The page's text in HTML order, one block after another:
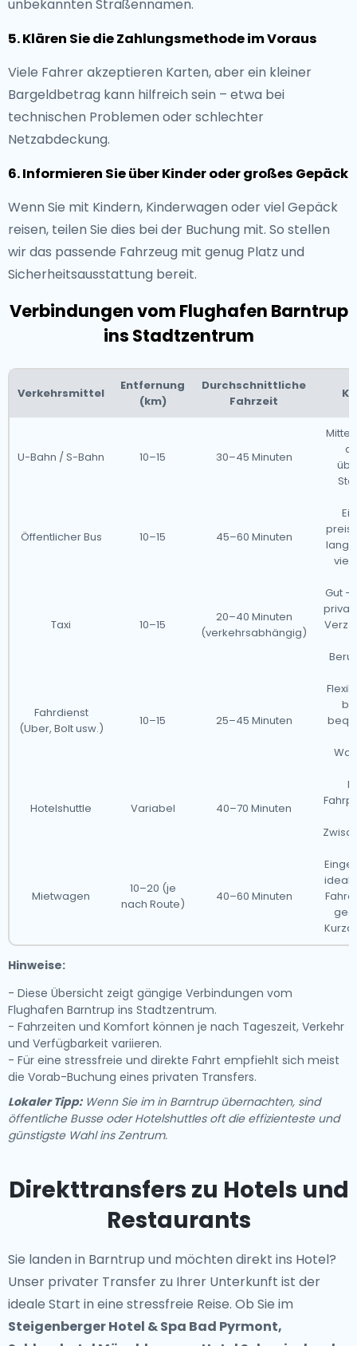
unbekannten Straßennamen.
5. Klären Sie die Zahlungsmethode im Voraus
Viele Fahrer akzeptieren Karten, aber ein kleiner
Bargeldbetrag kann hilfreich sein – etwa bei
technischen Problemen oder schlechter
Netzabdeckung.
6. Informieren Sie über Kinder oder großes Gepäck
Wenn Sie mit Kindern, Kinderwagen oder viel Gepäck
reisen, teilen Sie dies bei der Buchung mit. So stellen
wir das passende Fahrzeug mit genug Platz und
Sicherheitsausstattung bereit.
Verbindungen vom Flughafen Barntrup
ins Stadtzentrum
Verkehrsmittel
Entfernung
(km)
Durchschnittliche
Fahrzeit
U-Bahn / S-Bahn 10–15 30–45 Minuten
Mittel
Öffentlicher Bus 10–15 45–60 Minuten
Taxi 10–15
20–40 Minuten
(verkehrsabhängig)
Gut –
Fahrdienst
(Uber, Bolt usw.)
10–15 25–45 Minuten
Hotelshuttle Variabel 40–70 Minuten
Mietwagen
10–20 (je
nach Route)
40–60 Minuten
ideal
Hinweise:
- Diese Übersicht zeigt gängige Verbindungen vom
Flughafen Barntrup ins Stadtzentrum.
- Fahrzeiten und Komfort können je nach Tageszeit, Verkehr
und Verfügbarkeit variieren.
- Für eine stressfreie und direkte Fahrt empfiehlt sich meist
die Vorab-Buchung eines privaten Transfers.
Lokaler Tipp:Wenn Sie im in Barntrup übernachten, sind
öffentliche Busse oder Hotelshuttles oft die effizienteste und
günstigste Wahl ins Zentrum.
Direkttransfers zu Hotels und
Restaurants
Sie landen in Barntrup und möchten direkt ins Hotel?
Unser privater Transfer zu Ihrer Unterkunft ist der
ideale Start in eine stressfreie Reise. Ob Sie im
Steigenberger Hotel & Spa Bad Pyrmont,